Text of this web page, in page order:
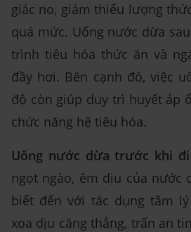
giác no, giảm thiểu lượng
quá mức. Uống nước dừa
trình tiêu hóa thức ăn và
đầy hơi. Bên cạnh đó, việc
độ còn giúp duy trì huyết áp
chức năng hệ tiêu hóa.
Uống nước dừa trước khi
ngọt ngào, êm dịu của nước
biết đến với tác dụng tâm
xoa dịu căng thẳng, trấn an